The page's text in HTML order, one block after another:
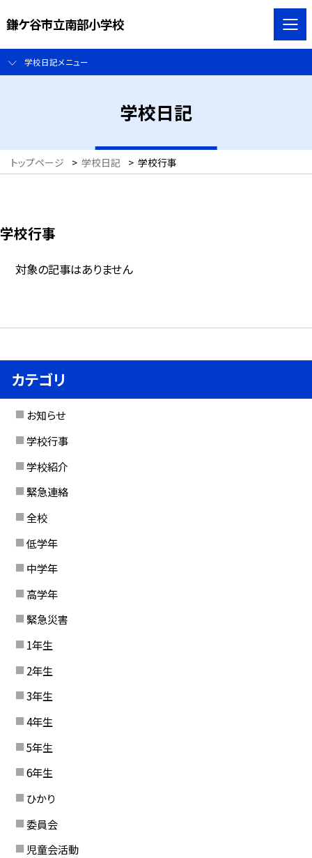
鎌ケ谷市立南部小学校
学校日記メニュー
学校日記
トップページ > 学校日記 > 学校行事
学校行事
対象の記事はありません
カテゴリ
お知らせ
学校行事
学校紹介
緊急連絡
全校
低学年
中学年
高学年
緊急災害
1年生
2年生
3年生
4年生
5年生
6年生
ひかり
委員会
児童会活動